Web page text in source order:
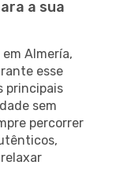
a sua
Almería,
esse
principais
sem
percorrer